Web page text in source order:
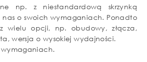
np. z niestandardową skrzynką
nas o swoich wymaganiach. Ponadto
wielu opcji, np. obudowy, złącza,
wersja o wysokiej wydajności.
wymaganiach.